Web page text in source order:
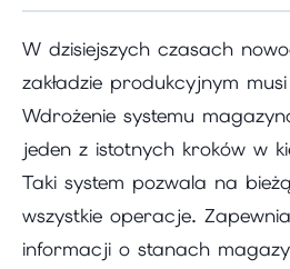
W dzisiejszych czasach
zakładzie produkcyjnym
Wdrożenie systemu
jeden z istotnych kroków w
Taki system pozwala na
wszystkie operacje.
informacji o stanach